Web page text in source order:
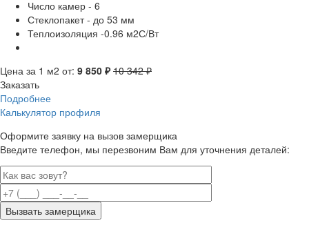
Число камер - 6
Стеклопакет - до 53 мм
Теплоизоляция -0.96 м2С/Вт
Цена за 1 м2 от: 9 850 ₽ 10 342 ₽
Заказать
Подробнее
Калькулятор профиля
Оформите заявку на вызов замерщика
Введите телефон, мы перезвоним Вам для уточнения деталей: